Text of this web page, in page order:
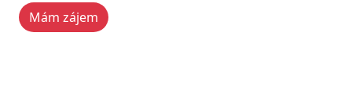
Mám zájem